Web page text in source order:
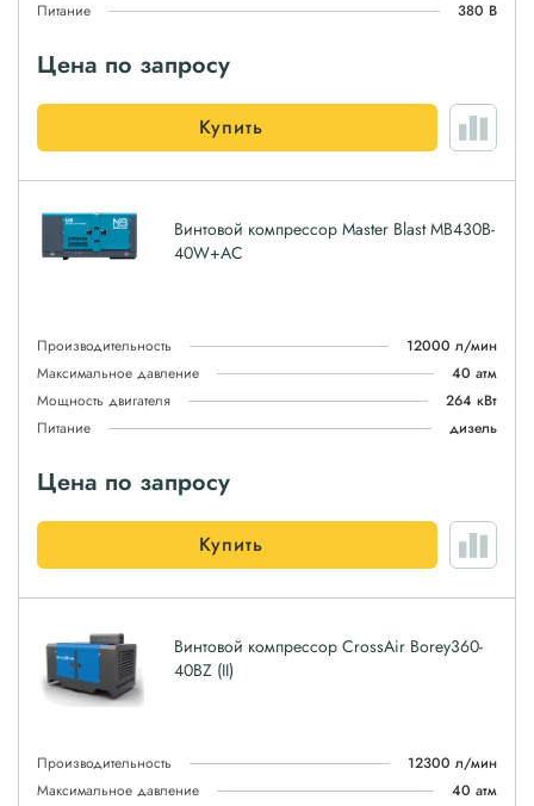
Питание
380 В
Цена по запросу
Купить
Винтовой компрессор Master Blast MB430B-
40W+AC
Производительность
12000 л/мин
Максимальное давление
40 атм
Мощность двигателя
264 кВт
Питание
дизель
Цена по запросу
Купить
Винтовой компрессор CrossAir Borey360-
40BZ (II)
Производительность
12300 л/мин
Максимальное давление
40 атм